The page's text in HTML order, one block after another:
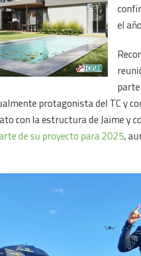
el
protagonista del TC y
con la estructura de Jaime y
de su proyecto para 2025,